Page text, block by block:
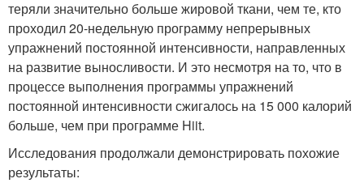
теряли значительно больше жировой ткани, чем те, кто
проходил 20-недельную программу непрерывных
упражнений постоянной интенсивности, направленных
на развитие выносливости. И это несмотря на то, что в
процессе выполнения программы упражнений
постоянной интенсивности сжигалось на 15 000 калорий
больше, чем при программе Hiit.
Исследования продолжали демонстрировать похожие
результаты: